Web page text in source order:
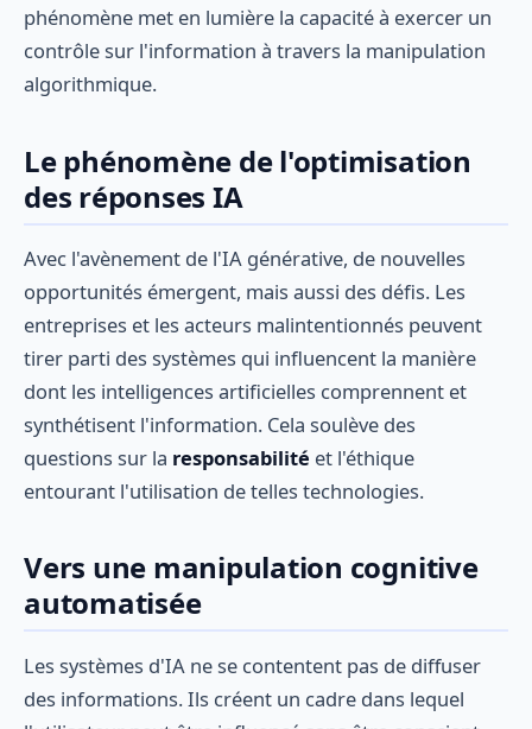
phénomène met en lumière la capacité à exercer un
contrôle sur l'information à travers la manipulation
algorithmique.
Le phénomène de l'optimisation
des réponses IA
Avec l'avènement de l'IA générative, de nouvelles
opportunités émergent, mais aussi des défis. Les
entreprises et les acteurs malintentionnés peuvent
tirer parti des systèmes qui influencent la manière
dont les intelligences artificielles comprennent et
synthétisent l'information. Cela soulève des
questions sur la responsabilité et l'éthique
entourant l'utilisation de telles technologies.
Vers une manipulation cognitive
automatisée
Les systèmes d'IA ne se contentent pas de diffuser
des informations. Ils créent un cadre dans lequel